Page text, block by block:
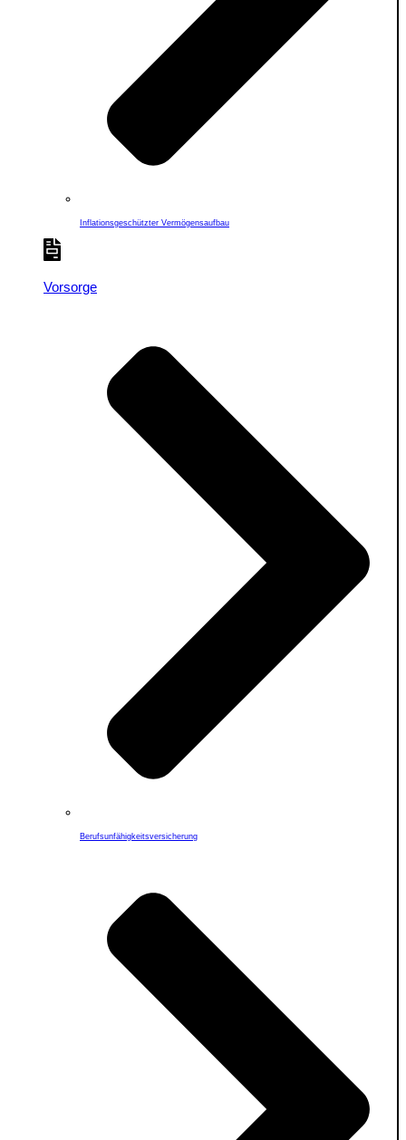
Inflationsgeschützter Vermögensaufbau
Vorsorge
Berufs­unfähigkeitsversicherung